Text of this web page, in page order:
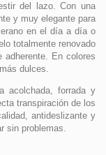
del lazo. Con una
y muy elegante para
en el día a día o
totalmente renovado
En colores
dulces.
acolchada, forrada y
transpiración de los
antideslizante y
sin problemas.